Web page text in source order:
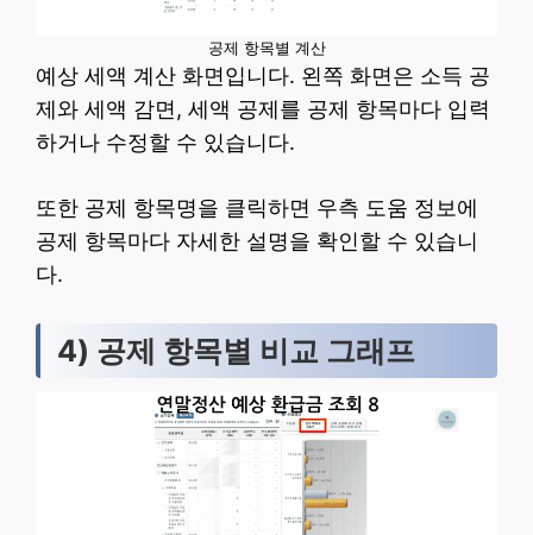
공제 항목별 계산
예상 세액 계산 화면입니다. 왼쪽 화면은 소득 공
제와 세액 감면, 세액 공제를 공제 항목마다 입력
하거나 수정할 수 있습니다.
또한 공제 항목명을 클릭하면 우측 도움 정보에
공제 항목마다 자세한 설명을 확인할 수 있습니
다.
4) 공제 항목별 비교 그래프